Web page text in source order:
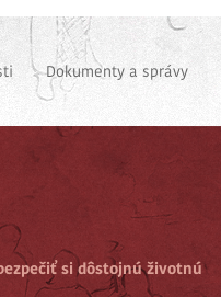
Dokumenty a správy
si dôstojnú životnú